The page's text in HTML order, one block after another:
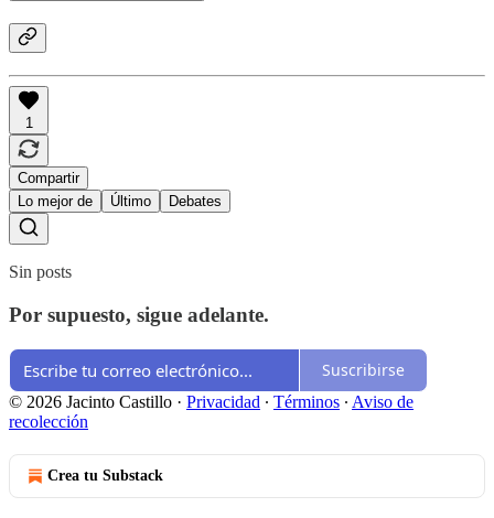
1
Compartir
Lo mejor de
Último Debates
Sin posts
Por supuesto, sigue adelante.
Suscribirse
© 2026 Jacinto Castillo · Privacidad ∙ Términos ∙ Aviso de
recolección
Crea tu Substack